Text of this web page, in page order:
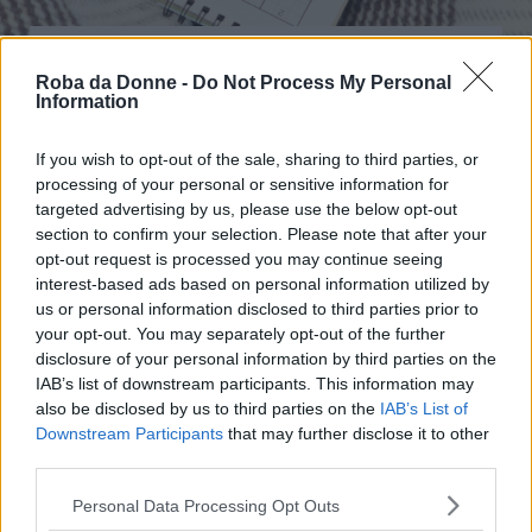
Roba da Donne - Do Not Process My Personal
Information
If you wish to opt-out of the sale, sharing to third parties, or
processing of your personal or sensitive information for
targeted advertising by us, please use the below opt-out
section to confirm your selection. Please note that after your
opt-out request is processed you may continue seeing
interest-based ads based on personal information utilized by
us or personal information disclosed to third parties prior to
your opt-out. You may separately opt-out of the further
disclosure of your personal information by third parties on the
IAB’s list of downstream participants. This information may
also be disclosed by us to third parties on the IAB’s List of
Downstream Participants that may further disclose it to other
Please note that this website/app uses one or more Google
Personal Data Processing Opt Outs
Le parole crociate e il sudoku possono
Fitness
Fart Walks, perché dovremmo davvero
provare la "passeggiata delle puzzette"?